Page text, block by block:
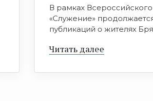
В рамках
«Служение»
публикаций о жителях
Читать далее